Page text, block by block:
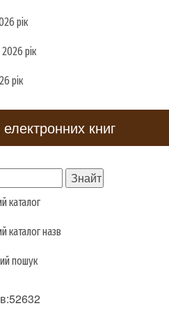
рік
рік
рік
книг
каталог
каталог назв
пошук